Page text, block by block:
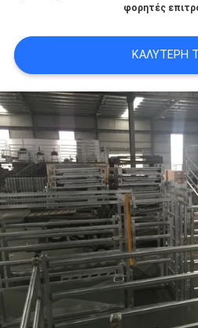
ΠΟΛΙΤΙΚΉ
ΜΥΣΤΙΚΌΤΗΤΑΣ
φορητές
ΚΑΛΎΤΕΡΗ